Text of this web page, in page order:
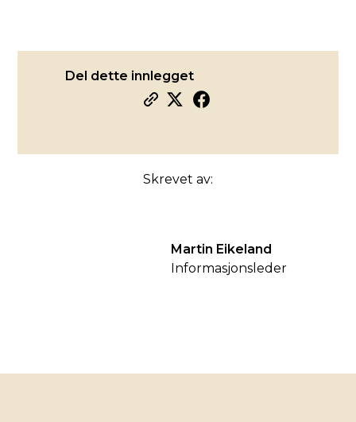
Del dette innlegget
Skrevet av:
Martin Eikeland
Informasjonsleder